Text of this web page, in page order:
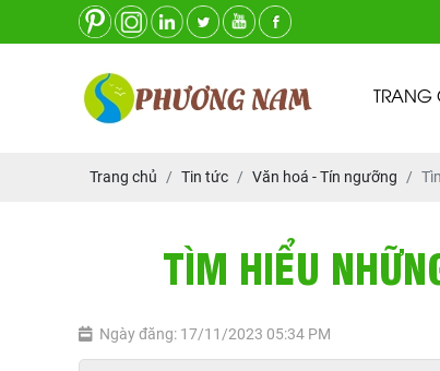
TRANG
Trang chủ Tin tức Văn hoá - Tín ngưỡng
TÌM HIỂU
Ngày đăng: 17/11/2023 05:34 PM